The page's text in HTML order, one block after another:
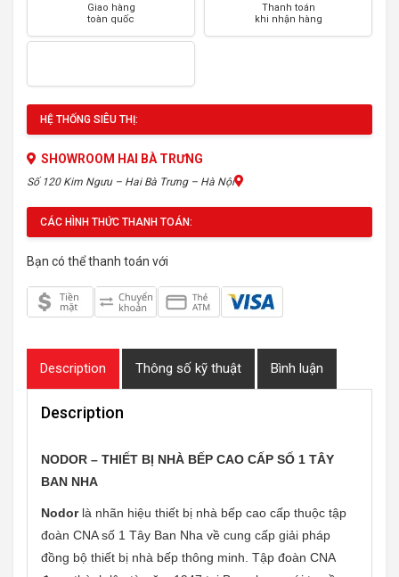
Giao hàng
toàn quốc
Thanh toán
khi nhận hàng
HỆ THỐNG SIÊU THỊ:
SHOWROOM HAI BÀ TRƯNG
Số 120 Kim Ngưu – Hai Bà Trưng – Hà Nội
CÁC HÌNH THỨC THANH TOÁN:
Bạn có thể thanh toán với
Description Thông số kỹ thuật Bình luận
Description
NODOR – THIẾT BỊ NHÀ BẾP CAO CẤP SỐ 1 TÂY
BAN NHA
Nodorlà nhãn hiệu thiết bị nhà bếp cao cấp thuộc tập
đoàn CNA số 1 Tây Ban Nha về cung cấp giải pháp
đồng bộ thiết bị nhà bếp thông minh. Tập đoàn CNA